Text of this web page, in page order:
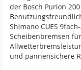
der Bosch Purion
Shimano CUES
Scheibenbremsen
und pannensichere